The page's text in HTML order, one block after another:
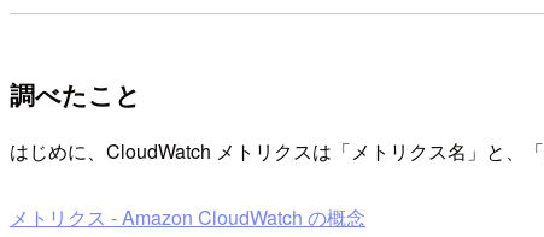
調べたこと
はじめに、CloudWatch メトリクスは「メトリクス名」と、
メトリクス - Amazon CloudWatch の概念